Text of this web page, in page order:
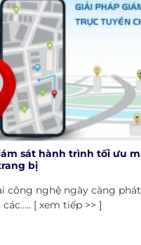
sát hành trình tối ưu
bị
công nghệ ngày càng
[ xem tiếp >> ]